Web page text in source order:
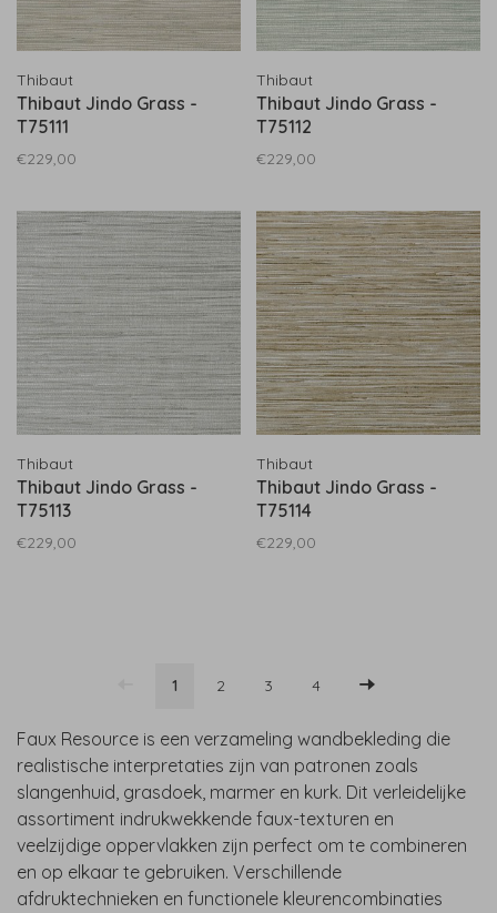
Thibaut
Thibaut Jindo Grass -
T75111
€229,00
Thibaut
Thibaut Jindo Grass -
T75112
€229,00
Thibaut
Thibaut Jindo Grass -
T75113
€229,00
Thibaut
Thibaut Jindo Grass -
T75114
€229,00
1 2 3 4
Faux Resource is een verzameling wandbekleding die
realistische interpretaties zijn van patronen zoals
slangenhuid, grasdoek, marmer en kurk. Dit verleidelijke
assortiment indrukwekkende faux-texturen en
veelzijdige oppervlakken zijn perfect om te combineren
en op elkaar te gebruiken. Verschillende
afdruktechnieken en functionele kleurencombinaties